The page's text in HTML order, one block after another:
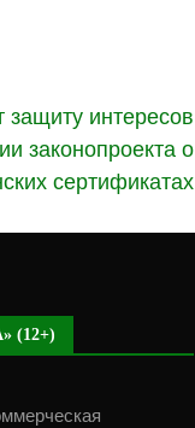
защиту интересов
законопроекта о
сертификатах
(12+)